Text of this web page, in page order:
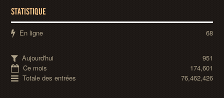
STATISTIQUE
En ligne 68
Aujourd'hui
951
Ce mois
174,601
Totale des entrées
76,462,426